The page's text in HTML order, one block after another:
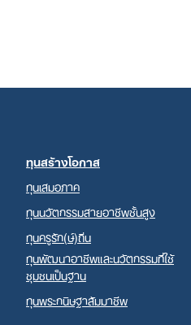
ทุนสร้างโอกาส
ทุนเสมอภาค
ทุนนวัตกรรมสายอาชีพชั้นสูง
ทุนครูรัก(ษ์)ถิ่น
ทุนพัฒนาอาชีพและนวัตกรรมที่ใช้
ชุมชนเป็นฐาน
ทุนพระกนิษฐาสัมมาชีพ